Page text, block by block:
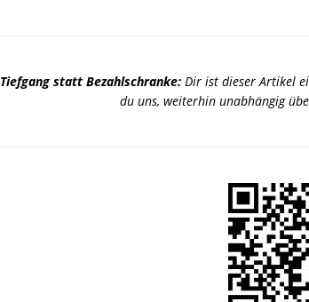
Tiefgang statt Bezahlschranke: Dir ist dieser Artikel
du uns, weiterhin unabhängig